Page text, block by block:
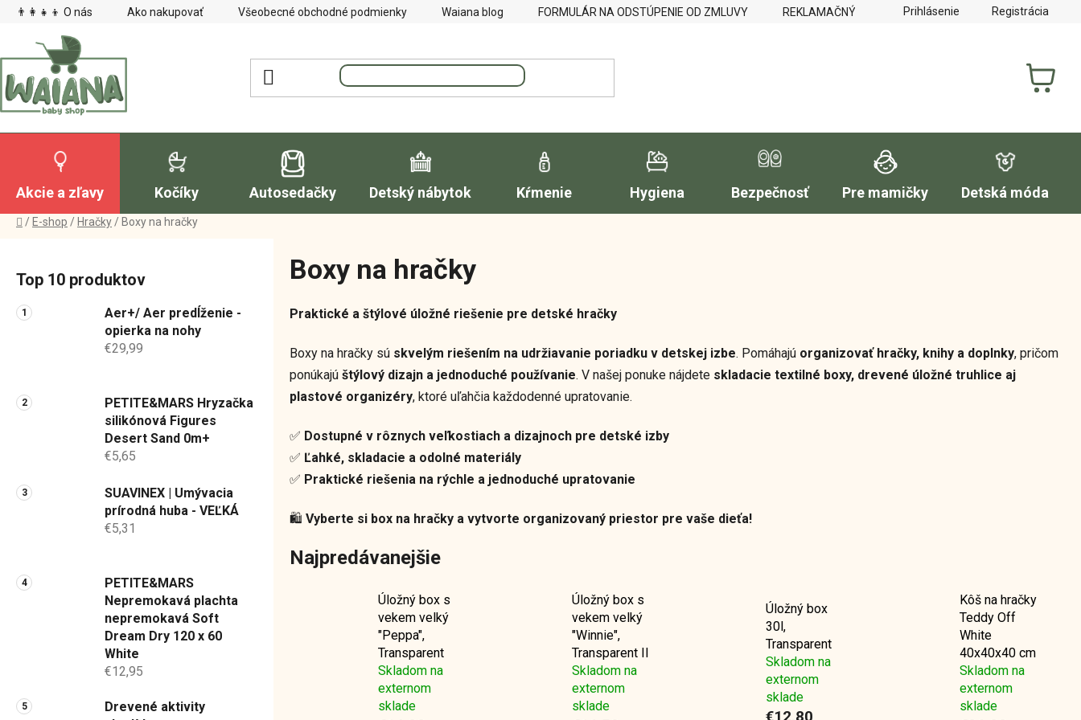
Prejsť👨‍👩‍👧‍👦 O nás Ako nakupovať Všeobecné obchodné podmienky Waiana blog FORMULÁR NA ODSTÚPENIE OD ZMLUVY REKLAMAČNÝ PORIADOK FORMULÁR NA
Prihlásenie Registrácia
KOŠÍK
Akcie a zľavy Kočíky Autosedačky Detský nábytok Kŕmenie Hygiena Bezpečnosť Pre mamičky Detská móda
Domov
/ E-shop / Hračky / Boxy na hračky
Top 10 produktov
Aer+/ Aer predĺženie -
opierka na nohy
€29,99
PETITE&MARS Hryzačka
silikónová Figures
Desert Sand 0m+
€5,65
SUAVINEX | Umývacia
prírodná huba - VEĽKÁ
€5,31
PETITE&MARS
Nepremokavá plachta
nepremokavá Soft
Dream Dry 120 x 60
White
€12,95
Drevené aktivity
Boxy na hračky
Praktické a štýlové úložné riešenie pre detské hračky
Boxy na hračky sú skvelým riešením na udržiavanie poriadku v detskej izbe. Pomáhajú organizovať hračky, knihy a doplnky, pričom
ponúkajú štýlový dizajn a jednoduché používanie. V našej ponuke nájdete skladacie textilné boxy, drevené úložné truhlice aj
plastové organizéry, ktoré uľahčia každodenné upratovanie.
✅ Dostupné v rôznych veľkostiach a dizajnoch pre detské izby
✅ Ľahké, skladacie a odolné materiály
✅ Praktické riešenia na rýchle a jednoduché upratovanie
🛍️ Vyberte si box na hračky a vytvorte organizovaný priestor pre vaše dieťa!
Najpredávanejšie
Úložný box s
vekem velký
"Peppa",
Transparent
Skladom na
externom
sklade
Úložný box s
vekem velký
"Winnie",
Transparent II
Skladom na
externom
sklade
Úložný box
30l,
Transparent
Skladom na
externom
sklade
Kôš na hračky
Teddy Off
White
40x40x40 cm
Skladom na
externom
sklade